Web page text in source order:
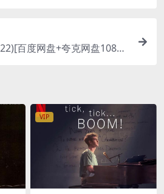
百度网盘+夸克网盘1080P
VIP